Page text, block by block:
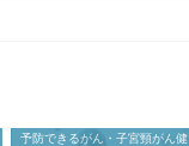
予防できるがん・子宮頸がん健